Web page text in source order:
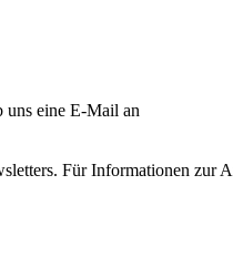
uns eine E-Mail an
Für Informationen zur